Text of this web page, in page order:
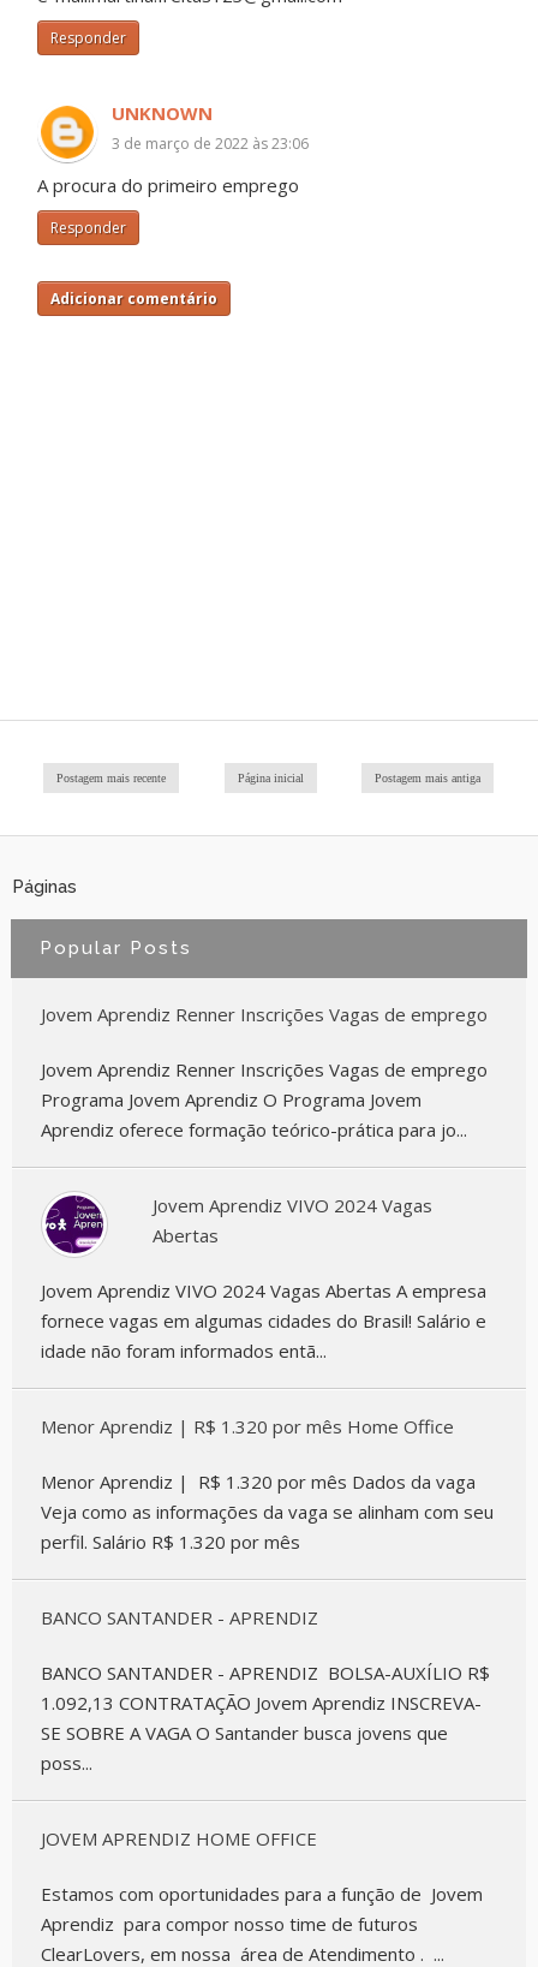
Responder
UNKNOWN
3 de março de 2022 às 23:06
A procura do primeiro emprego
Responder
Adicionar comentário
Postagem mais recente Postagem mais antiga
Página inicial
Páginas
Popular Posts
Jovem Aprendiz Renner Inscrições Vagas de emprego
Jovem Aprendiz Renner Inscrições Vagas de emprego
Programa Jovem Aprendiz O Programa Jovem
Aprendiz oferece formação teórico-prática para jo...
Jovem Aprendiz VIVO 2024 Vagas
Abertas
Jovem Aprendiz VIVO 2024 Vagas Abertas A empresa
fornece vagas em algumas cidades do Brasil! Salário e
idade não foram informados entã...
Menor Aprendiz | R$ 1.320 por mês Home Office
Menor Aprendiz | R$ 1.320 por mês Dados da vaga
Veja como as informações da vaga se alinham com seu
perfil. Salário R$ 1.320 por mês
BANCO SANTANDER - APRENDIZ
BANCO SANTANDER - APRENDIZ BOLSA-AUXÍLIO R$
1.092,13 CONTRATAÇÃO Jovem Aprendiz INSCREVA-
SE SOBRE A VAGA O Santander busca jovens que
poss...
JOVEM APRENDIZ HOME OFFICE
Estamos com oportunidades para a função de Jovem
Aprendiz para compor nosso time de futuros
ClearLovers, em nossa área de Atendimento . ...